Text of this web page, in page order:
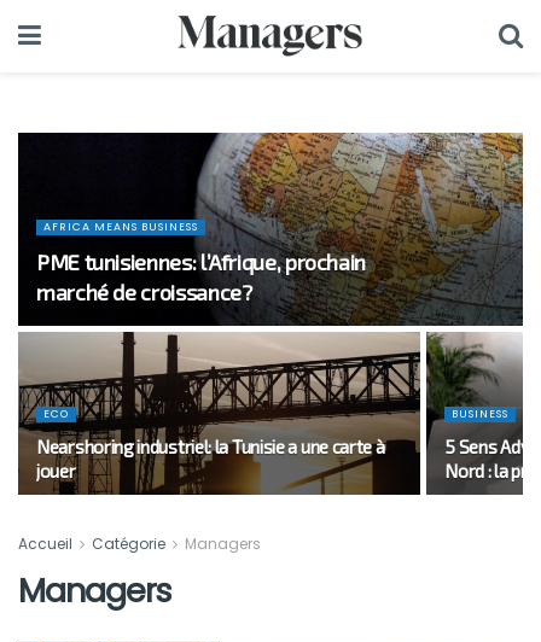
AFRICA MEANS BUSINESS
PME tunisiennes: l’Afrique, prochain
marché de croissance?
ECO
Nearshoring industriel: la Tunisie a une carte à
jouer
BUSINESS
5 Sens
Nord : la
Accueil Catégorie Managers
Managers